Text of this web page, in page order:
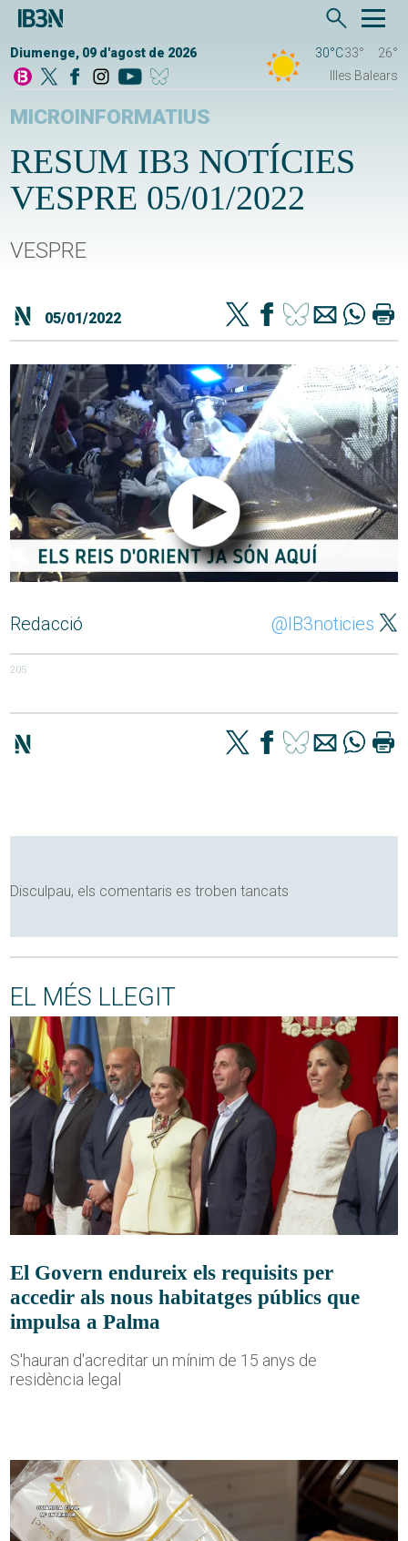
Diumenge, 09 d'agost de 2026 30°C33°
26°
Illes Balears
MICROINFORMATIUS
RESUM IB3 NOTÍCIES
VESPRE 05/01/2022
VESPRE
05/01/2022
Redacció @IB3noticies
205
Disculpau, els comentaris es troben tancats
EL MÉS LLEGIT
El Govern endureix els requisits per
accedir als nous habitatges públics que
impulsa a Palma
S'hauran d'acreditar un mínim de 15 anys de
residència legal